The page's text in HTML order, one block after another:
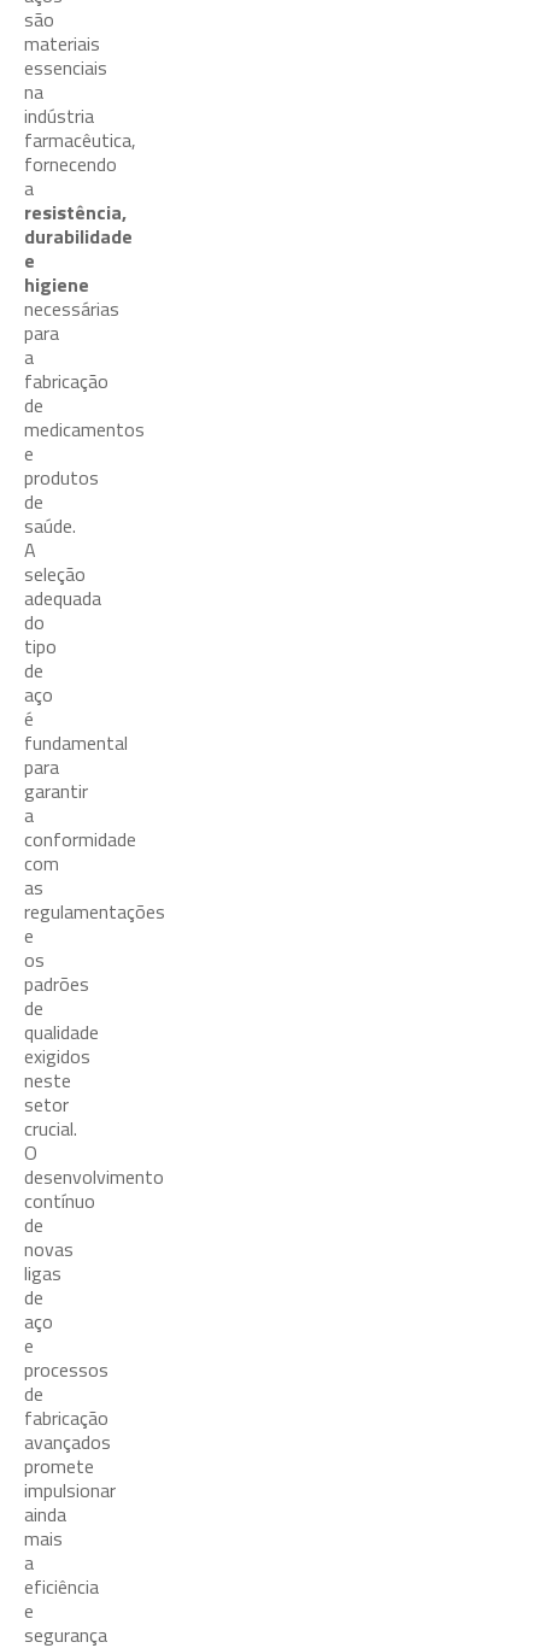
são
materiais
essenciais
na
indústria
farmacêutica,
fornecendo
a
resistência,
durabilidade
e
higiene
necessárias
para
a
fabricação
de
medicamentos
e
produtos
de
saúde.
A
seleção
adequada
do
tipo
de
aço
é
fundamental
para
garantir
a
conformidade
com
as
regulamentações
e
os
padrões
de
qualidade
exigidos
neste
setor
crucial.
O
desenvolvimento
contínuo
de
novas
ligas
de
aço
e
processos
de
fabricação
avançados
promete
impulsionar
ainda
mais
a
eficiência
e
segurança